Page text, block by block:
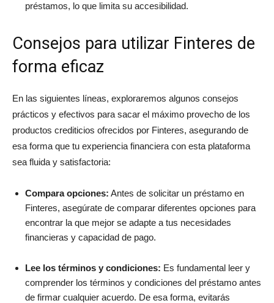
préstamos, lo que limita su accesibilidad.
Consejos para utilizar Finteres de
forma eficaz
En las siguientes líneas, exploraremos algunos consejos
prácticos y efectivos para sacar el máximo provecho de los
productos crediticios ofrecidos por Finteres, asegurando de
esa forma que tu experiencia financiera con esta plataforma
sea fluida y satisfactoria:
Compara opciones: Antes de solicitar un préstamo en
Finteres, asegúrate de comparar diferentes opciones para
encontrar la que mejor se adapte a tus necesidades
financieras y capacidad de pago.
Lee los términos y condiciones: Es fundamental leer y
comprender los términos y condiciones del préstamo antes
de firmar cualquier acuerdo. De esa forma, evitarás